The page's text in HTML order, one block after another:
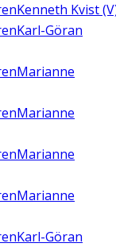
Kenneth Kvist
Karl-Göran
Marianne
Marianne
Marianne
Marianne
Karl-Göran